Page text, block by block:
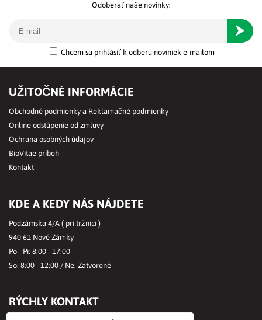
Odoberať naše novinky:
Chcem sa prihlásiť k odberu noviniek e-mailom
UŽITOČNÉ INFORMÁCIE
Obchodné podmienky a Reklamačné podmienky
Online odstúpenie od zmluvy
Ochrana osobných údajov
BioVitae príbeh
Kontakt
KDE A KEDY NÁS NÁJDETE
Podzámska 4/A ( pri tržnici )
940 61 Nové Zámky
Po - Pi: 8:00 - 17:00
So: 8:00 - 12:00 / Ne: Zatvorené
RÝCHLY KONTAKT